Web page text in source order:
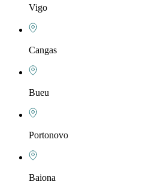
Vigo
Cangas
Bueu
Portonovo
Baiona